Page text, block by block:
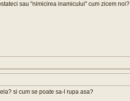
sau "nimicirea inamicului" cum zicem noi?
si cum se poate sa-l rupa asa?